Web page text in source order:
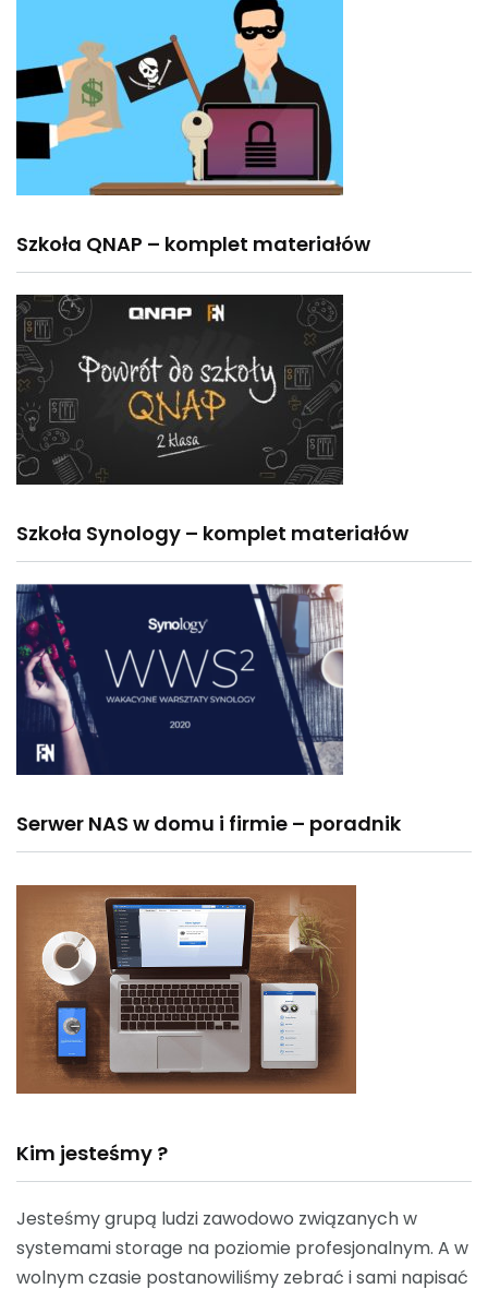
Szkoła QNAP – komplet materiałów
Szkoła Synology – komplet materiałów
Serwer NAS w domu i firmie – poradnik
Kim jesteśmy ?
Jesteśmy grupą ludzi zawodowo związanych w
systemami storage na poziomie profesjonalnym. A w
wolnym czasie postanowiliśmy zebrać i sami napisać